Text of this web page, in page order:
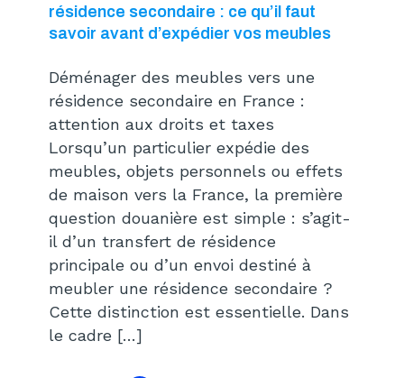
résidence secondaire : ce qu’il faut
savoir avant d’expédier vos meubles
Déménager des meubles vers une
résidence secondaire en France :
attention aux droits et taxes
Lorsqu’un particulier expédie des
meubles, objets personnels ou effets
de maison vers la France, la première
question douanière est simple : s’agit-
il d’un transfert de résidence
principale ou d’un envoi destiné à
meubler une résidence secondaire ?
Cette distinction est essentielle. Dans
le cadre […]